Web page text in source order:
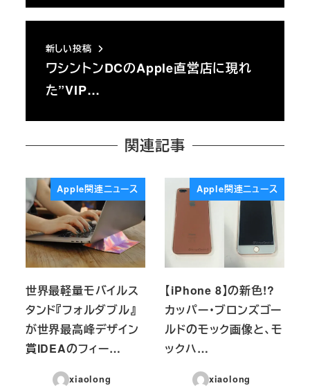
新しい投稿
ワシントンDCのApple直営店に現れ
た”VIP…
関連記事
Apple関連ニュース
世界最軽量モバイルス
タンド『フォルダブル』
が世界最高峰デザイン
賞IDEAのフィー…
xiaolong
Apple関連ニュース
【iPhone 8】の新色!?
カッパー・ブロンズゴー
ルドのモック画像と、モ
ックハ…
xiaolong